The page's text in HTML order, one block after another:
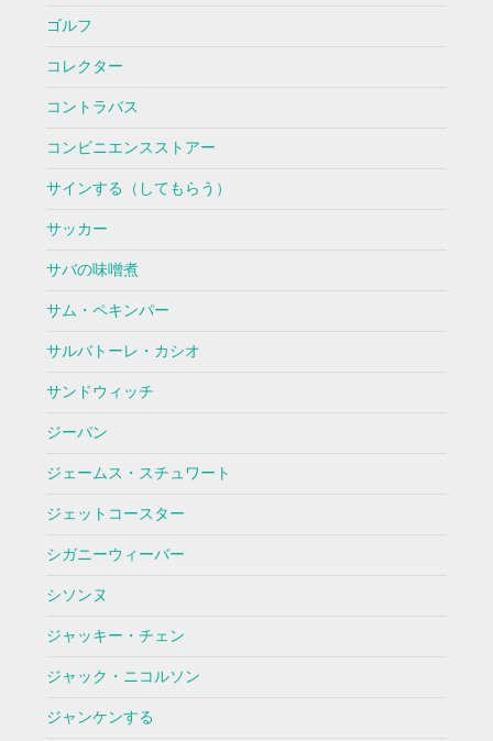
ゴルフ
コレクター
コントラバス
コンビニエンスストアー
サインする（してもらう）
サッカー
サバの味噌煮
サム・ペキンパー
サルバトーレ・カシオ
サンドウィッチ
ジーパン
ジェームス・スチュワート
ジェットコースター
シガニーウィーバー
シソンヌ
ジャッキー・チェン
ジャック・ニコルソン
ジャンケンする